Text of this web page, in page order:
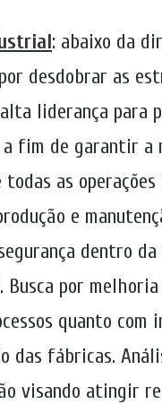
: abaixo da
desdobrar as
liderança para
a fim de garantir a
as
e
dentro
Busca por
quanto com
das fábricas.
visando atingir